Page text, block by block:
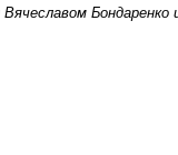
Бондаренко